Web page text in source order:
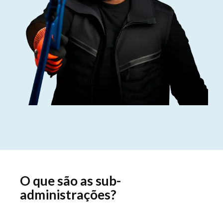
O que são as sub-
administrações?